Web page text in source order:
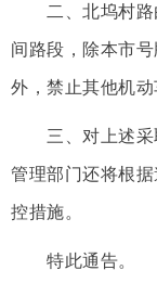
二、北坞村路
间路段，除本市
外，禁止其他机动
三、对上述采
管理部门还将根
控措施。
特此通告。